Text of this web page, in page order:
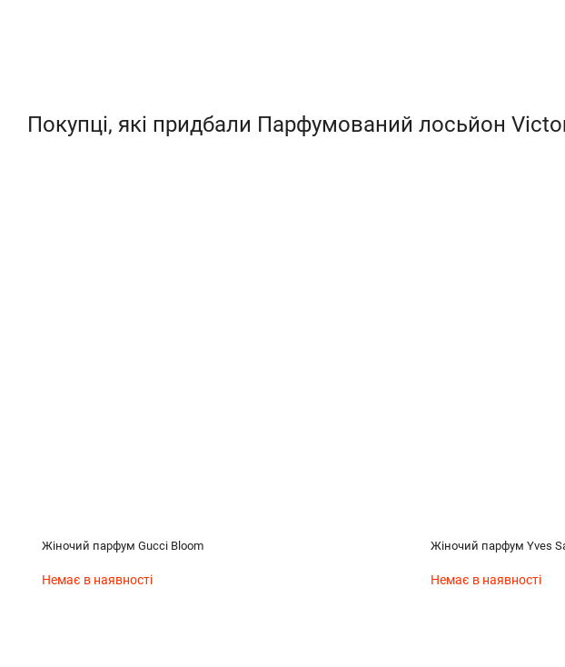
Покупці, які придбали Парфумований лосьйон
Жіночий парфум Gucci Bloom
Немає в наявності
Жіночий парфум Yves
Немає в наявності